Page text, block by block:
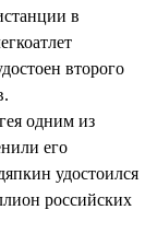
в
второго
одним из
его
удостоился
российских